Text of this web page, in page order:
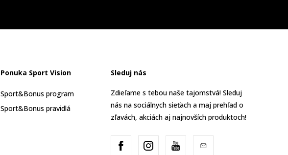
Ponuka Sport Vision
Sport&Bonus program
Sport&Bonus pravidlá
Sleduj nás
Zdieľame s tebou naše tajomstvá! Sleduj
nás na sociálnych sieťach a maj prehľad o
zľavách, akciách aj najnovších produktoch!